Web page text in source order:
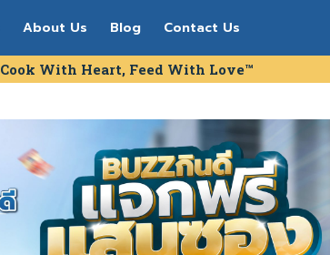
About Us Blog Contact Us
Cook With Heart, Feed With Love™